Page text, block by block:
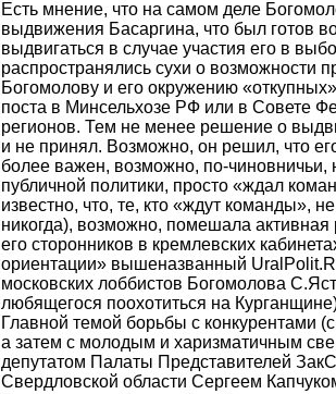
Есть мнение, что на самом деле
выдвижения Басаргина, что был готов
выдвигаться в случае участия его в
распространялись сухи о возможности
Богомолову и его окружению
поста в Минсельхозе РФ или в Совете
регионов. Тем не менее решение о
и не принял. Возможно, он решил, что
более важен, возможно, по-чиновничьи,
публичной политики, просто «ждал
известно, что, те, кто «ждут команды»,
никогда), возможно, помешала
его сторонников в кремлевских
ориентации» вышеназванный
московских лоббистов Богомолова
любящегося поохотиться на
Главной темой борьбы с конкурентами
а затем с молодым и харизматичным
депутатом Палаты Представителей
Свердловской области Сергеем